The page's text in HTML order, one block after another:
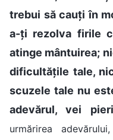
trebui să cauți în
a-ți rezolva firile
atinge mântuirea;
dificultățile tale,
scuzele tale nu
adevărul, vei pieri
urmărirea